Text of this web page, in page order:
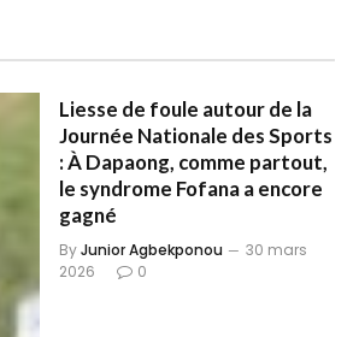
Liesse de foule autour de la
Journée Nationale des Sports
: À Dapaong, comme partout,
le syndrome Fofana a encore
gagné
ByJunior Agbekponou
30 mars
2026
0